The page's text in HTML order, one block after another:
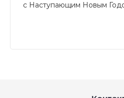
с Наступающим Новым